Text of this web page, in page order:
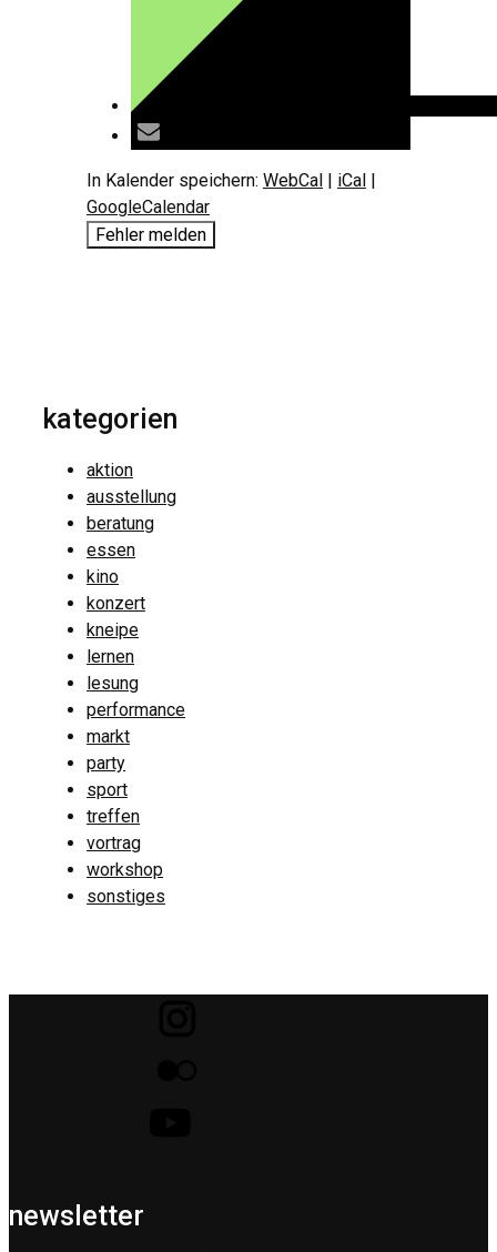
In Kalender speichern: WebCal | iCal |
GoogleCalendar
Fehler melden
kategorien
aktion
ausstellung
beratung
essen
kino
konzert
kneipe
lernen
lesung
performance
markt
party
sport
treffen
vortrag
workshop
sonstiges
newsletter